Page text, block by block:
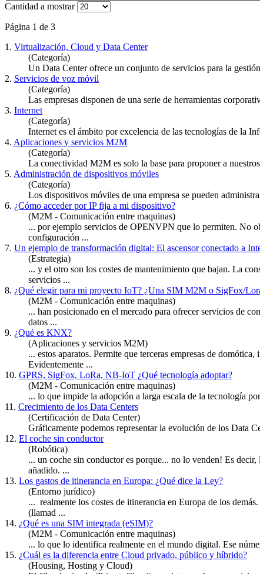
Cantidad a mostrar
Página 1 de 3
1. Virtualización, Cloud y Data Center
(Categoría)
Un Data Center ofrece un conjunto de servicios para la
2. Servicios de voz móvil
(Categoría)
Las empresas disponen de una serie de herramientas
3. Internet
(Categoría)
Internet es el ámbito por excelencia de las tecnologías de la
4. Aplicaciones y servicios M2M
(Categoría)
La conectividad M2M es solo la base para proponer a
5. Administración de dispositivos móviles
(Categoría)
Los dispositivos móviles de una empresa se pueden
6. ¿Cómo acceder por IP fija a mi dispositivo?
(M2M - Comunicación entre maquinas)
... por ejemplo servicios de OPENVPN que lo permiten. No
configuración ...
7. Un ejemplo de transformación digital: El ascensor conectado a
(Estrategia)
... y el otro son los costes de mantenimiento que bajan. La
servicios ...
8. ¿Qué elegir para mi proyecto IoT? ¿Una SIM M2M o SigFox/
(M2M - Comunicación entre maquinas)
... han posicionado en el mercado para ofrecerservicios de
datos ...
9. ¿Qué es KNX?
(Aplicaciones y servicios M2M)
... estos aparatos. Permite que terceras empresas de
Evidentemente ...
10. GPRS, SigFox, LoRa, NB-IoT ¿Qué tecnología adoptar?
(M2M - Comunicación entre maquinas)
... lo que impide la adopción a larga escala de la tecnología
11. Crecimiento de los Data Centers
(Certificación de Data Center)
Gráficamente podemos representar la evolución de los Data
12. El coche sin conductor
(Robótica)
... un coche sin conductor es porque... no lo venden! Es
añadido. ...
13. Los gastos de itinerancia en Europa: ¿Qué dice la Ley?
(Entorno jurídico)
... realmente los costes de itinerancia en Europa de los
(llamad ...
14. ¿Qué es una SIM integrada (eSIM)?
(M2M - Comunicación entre maquinas)
... lo que lo identifica realmente en el mundo digital. Ese
15. ¿Cuál es la diferencia entre Cloud privado, público y híbrido?
(Housing, Hosting y Cloud)